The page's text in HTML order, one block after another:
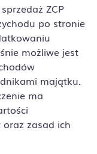
ZCP
po stronie
możliwe jest
majątku.
ma
zasad ich